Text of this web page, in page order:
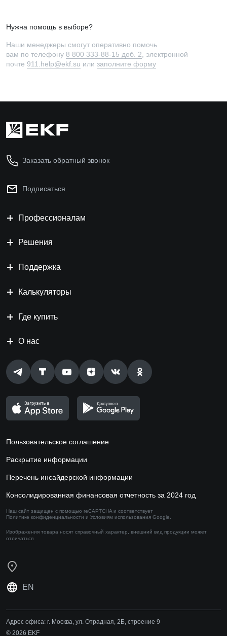
Нужна помощь в выборе?
Наши менеджеры смогут оперативно помочь
вам по телефону 8 800 333-88-15 доб. 2 , электронной
почте 911.help@ekf.su или заполните форму
Заказать обратный звонок
Подписаться
Профессионалам
Решения
Поддержка
Калькуляторы
Где купить
О нас
Пользовательское соглашение
Раскрытие информации
Перечень инсайдерской информации
Консолидированная финансовая отчетность за 2024 год
Наш сайт защищен с помощью reCAPTCHA и соответствует
Политике конфиденциальности и Условиям использования Google.
Изображения товара носят справочный характер, внешний вид продукции может
отличаться
EN
Адрес офиса: г. Москва, ул. Отрадная, 2Б, строение 9
© 2026 EKF